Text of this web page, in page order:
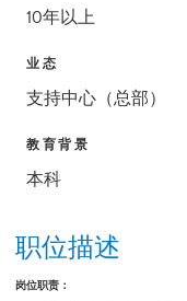
10年以上
业态
支持中心（总部）
教育背景
本科
职位描述
岗位职责：